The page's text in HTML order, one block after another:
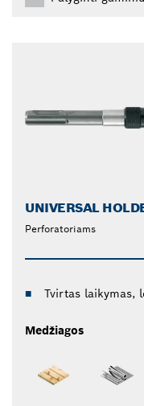
UNIVERSAL
Perforatoriams
Tvirtas laikymas,
Medžiagos